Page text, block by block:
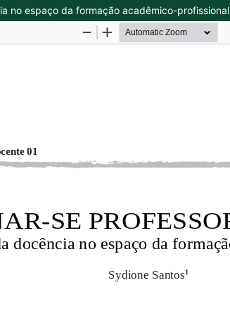
no espaço da formação acadêmico-profissional